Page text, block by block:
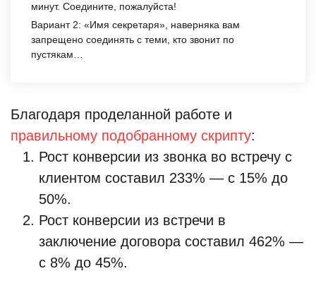
минут. Соедините, пожалуйста!
Вариант 2: «Имя секретаря», наверняка вам
запрещено соединять с теми, кто звонит по
пустякам…
Благодаря проделанной работе и
правильному подобранному скрипту:
Рост конверсии из звонка во встречу с
клиентом составил 233% — с 15% до
50%.
Рост конверсии из встречи в
заключение договора составил 462% —
с 8% до 45%.